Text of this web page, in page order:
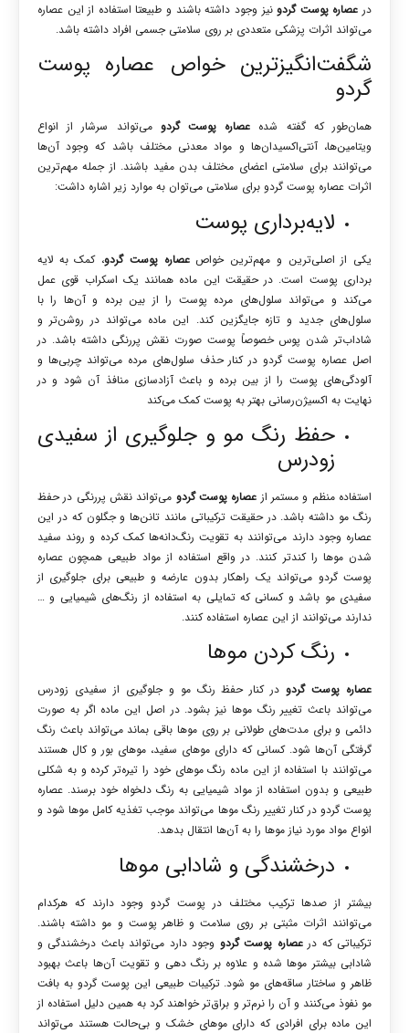
در عصاره پوست گردونیز وجود داشته باشند و طبیعتا استفاده از این عصاره
می‌تواند اثرات پزشکی متعددی بر روی سلامتی جسمی افراد داشته باشد.
شگفت‌انگیزترین خواص عصاره پوست
گردو
همان‌طور که گفته شده عصاره پوست گردو می‌تواند سرشار از انواع
ویتامین‌ها، آنتی‌اکسیدان‌ها و مواد معدنی مختلف باشد که وجود آن‌ها
می‌توانند برای سلامتی اعضای مختلف بدن مفید باشند. از جمله مهم‌ترین
اثرات عصاره پوست گردو برای سلامتی می‌توان به موارد زیر اشاره داشت:
لایه‌برداری پوست
یکی از اصلی‌ترین و مهم‌ترین خواصعصاره پوست گردو، کمک به لایه
برداری پوست است. در حقیقت این ماده همانند یک اسکراب قوی عمل
می‌کند و می‌تواند سلول‌های مرده پوست را از بین برده و آن‌ها را با
سلول‌های جدید و تازه جایگزین کند. این ماده می‌تواند در روشن‌تر و
شاداب‌تر شدن پوس خصوصاً پوست صورت نقش پررنگی داشته باشد. در
اصل عصاره پوست گردو در کنار حذف سلول‌های مرده می‌تواند چربی‌ها و
آلودگی‌های پوست را از بین برده و باعث آزادسازی منافذ آن شود و در
نهایت به اکسیژن‌رسانی بهتر به پوست کمک می‌کند
حفظ رنگ مو و جلوگیری از سفیدی
زودرس
استفاده منظم و مستمر از عصاره پوست گردو می‌تواند نقش پررنگی در حفظ
رنگ مو داشته باشد. در حقیقت ترکیباتی مانند تانن‌ها و جگلون که در این
عصاره وجود دارند می‌توانند به تقویت رنگ‌دانه‌ها کمک کرده و روند سفید
شدن موها را کندتر کنند. در واقع استفاده از مواد طبیعی همچون عصاره
پوست گردو می‌تواند یک راهکار بدون عارضه و طبیعی برای جلوگیری از
سفیدی مو باشد و کسانی که تمایلی به استفاده از رنگ‌های شیمیایی و …
ندارند می‌توانند از این عصاره استفاده کنند.
رنگ کردن موها
عصاره پوست گردودر کنار حفظ رنگ مو و جلوگیری از سفیدی زودرس
می‌تواند باعث تغییر رنگ موها نیز بشود. در اصل این ماده اگر به صورت
دائمی و برای مدت‌های طولانی بر روی موها باقی بماند می‌تواند باعث رنگ
گرفتگی آن‌ها شود. کسانی که دارای موهای سفید، موهای بور و کال هستند
می‌توانند با استفاده از این ماده رنگ موهای خود را تیره‌تر کرده و به شکلی
طبیعی و بدون استفاده از مواد شیمیایی به رنگ دلخواه خود برسند. عصاره
پوست گردو در کنار تغییر رنگ موها می‌تواند موجب تغذیه کامل موها شود و
انواع مواد مورد نیاز موها را به آن‌ها انتقال بدهد.
درخشندگی و شادابی موها
بیشتر از صدها ترکیب مختلف در پوست گردو وجود دارند که هرکدام
می‌توانند اثرات مثبتی بر روی سلامت و ظاهر پوست و مو داشته باشند.
ترکیباتی که درعصاره پوست گردو وجود دارد می‌تواند باعث درخشندگی و
شادابی بیشتر موها شده و علاوه بر رنگ دهی و تقویت آن‌ها باعث بهبود
ظاهر و ساختار ساقه‌های مو شود. ترکیبات طبیعی این پوست گردو به بافت
مو نفوذ می‌کنند و آن را نرم‌تر و براق‌تر خواهند کرد به همین دلیل استفاده از
این ماده برای افرادی که دارای موهای خشک و بی‌حالت هستند می‌تواند